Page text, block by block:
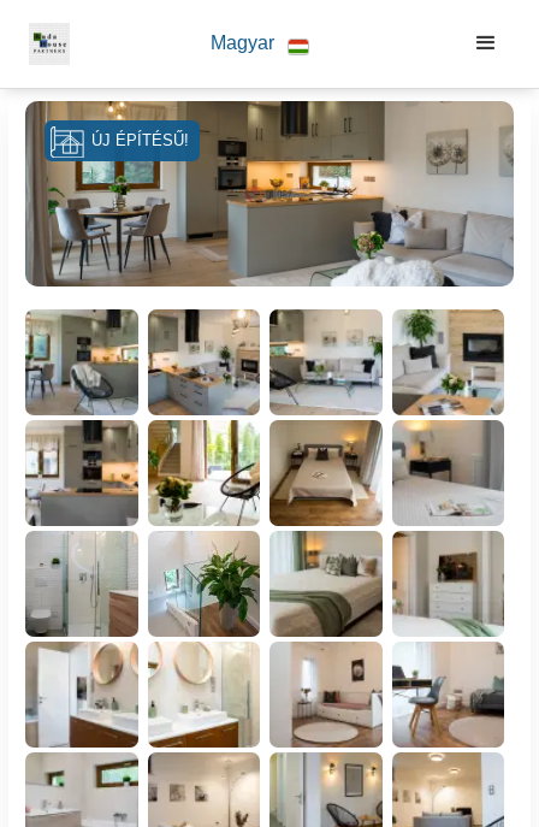
Magyar
ÚJ ÉPÍTÉSŰ!